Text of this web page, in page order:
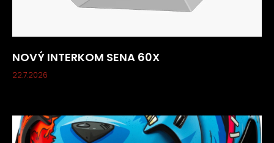
NOVÝ INTERKOM SENA 60X
22.7.2026